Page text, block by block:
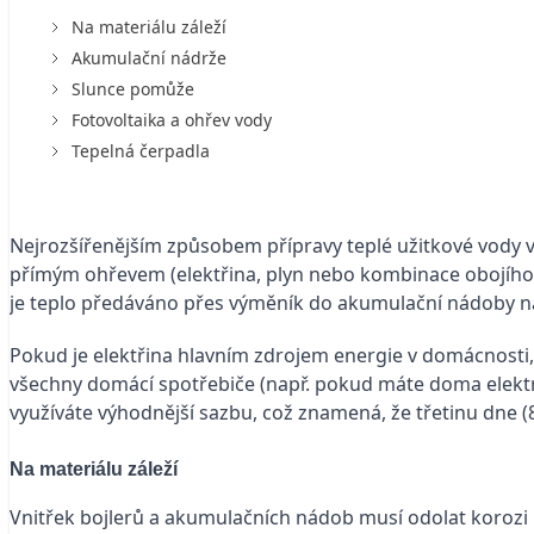
Na materiálu záleží
Akumulační nádrže
Slunce pomůže
Fotovoltaika a ohřev vody
Tepelná čerpadla
Nejrozšířenějším způsobem přípravy teplé užitkové vody
přímým ohřevem (elektřina, plyn nebo kombinace
je teplo předáváno přes výměník do akumulační nádoby
Pokud je elektřina hlavním zdrojem energie v
všechny domácí spotřebiče (např. pokud máte doma
využíváte výhodnější sazbu, což znamená, že třetinu
Na materiálu záleží
Vnitřek bojlerů a akumulačních nádob musí odolat